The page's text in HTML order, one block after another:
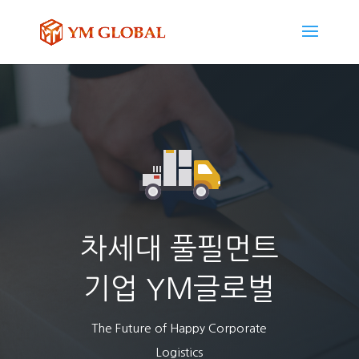
차세대 풀필먼트
기업 YM글로벌
The Future of Happy Corporate
Logistics